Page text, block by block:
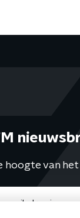
hoogte van